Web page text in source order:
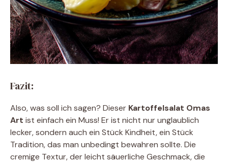
Fazit:
Also, was soll ich sagen? Dieser Kartoffelsalat Omas
Art ist einfach ein Muss! Er ist nicht nur unglaublich
lecker, sondern auch ein Stück Kindheit, ein Stück
Tradition, das man unbedingt bewahren sollte. Die
cremige Textur, der leicht säuerliche Geschmack, die